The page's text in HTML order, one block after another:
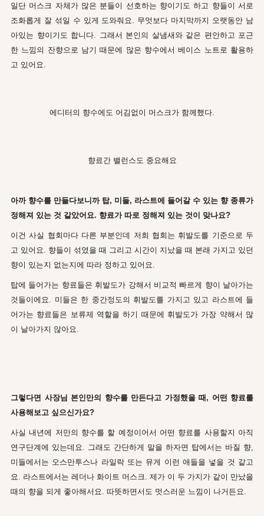
일단 머스크 자체가 많은 분들이 선호하는 향이기도 하고 향들이 서로
조화롭게 잘 섞일 수 있게 도와줘요. 무엇보다 마지막까지 오랫동안 남
아있는 향이기도 합니다. 그래서 본인의 살냄새와 같은 편안하고 포근
한 느낌의 잔향으로 남기 때문에 많은 향수에서 베이스 노트로 활용하
고 있어요.
에디터의 향수에도 어김없이 머스크가 함께했다.
향료간 밸런스도 중요해요
아까 향수를 만들다보니까 탑, 미들, 라스트에 들어갈 수 있는 향 종류가
정해져 있는 것 같았어요. 향료가 따로 정해져 있는 것이 맞나요?
이건 사실 협회마다 다른 부분인데 저희 협회는 휘발도를 기준으로 두
고 있어요. 향들이 섞였을 때 그리고 시간이 지났을 때 본래 가지고 있던
향이 있는지 없는지에 따라 정하고 있어요.
탑에 들어가는 향료들은 휘발도가 강해서 비교적 빠르게 향이 날아가는
것들이에요. 미들은 한 중간정도의 휘발도를 가지고 있고 라스트에 들
어가는 향료들은 보류제 역할을 하기 때문에 휘발도가 가장 약해서 많
이 날아가지 않아요.
그렇다면 사장님 본인만의 향수를 만든다고 가정했을 때, 어떤 향료를
사용해보고 싶으신가요?
사실 내년에 저만의 향수를 할 예정이어서 어떤 향료를 사용할지 아직
연구단계에 있는데요. 그래도 간단하게 말을 하자면 탑에서는 바질 향,
미들에서는 오스만투스나 라일락 또는 뮤게 이런 애들을 넣을 것 같고
요. 라스트에서는 레더나 화이트 머스크. 제가 이 두 가지가 같이 만났을
때의 향을 되게 좋아해서요. 따뜻하면서도 멋스러운 느낌이 나거든요.